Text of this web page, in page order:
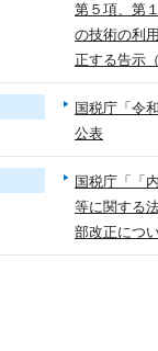
第５項、第
の技術の利
正する告示
国税庁「令
公表
国税庁「「
等に関する
部改正につ